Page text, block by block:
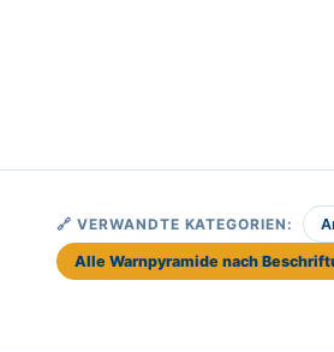
🔗 VERWANDTE KATEGORIEN:
Alle Warnpyramide nach